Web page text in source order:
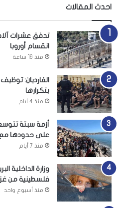
احدث المقالات
تدفق عشرات
انقسام أوروبا
منذ 16 ساعة
الغارديان:
بتكرارها
منذ 4 أيام
أزمة سبتة تتوسع
على حدودها مع
منذ 7 أيام
وزارة الداخلية
فلسطينية من
منذ أسبوع واحد